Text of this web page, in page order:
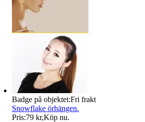
Badge på objektet:Fri frakt
Snowflake örhängen.
Pris:79 kr,Köp nu.